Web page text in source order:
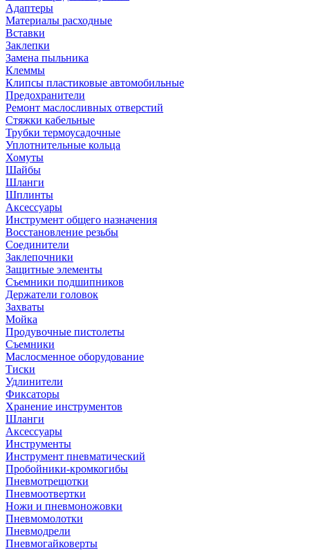
Адаптеры
Материалы расходные
Вставки
Заклепки
Замена пыльника
Клеммы
Клипсы пластиковые автомобильные
Предохранители
Ремонт маслосливных отверстий
Стяжки кабельные
Трубки термоусадочные
Уплотнительные кольца
Хомуты
Шайбы
Шланги
Шплинты
Аксессуары
Инструмент общего назначения
Восстановление резьбы
Соединители
Заклепочники
Защитные элементы
Съемники подшипников
Держатели головок
Захваты
Мойка
Продувочные пистолеты
Съемники
Маслосменное оборудование
Тиски
Удлинители
Фиксаторы
Хранение инструментов
Шланги
Аксессуары
Инструменты
Инструмент пневматический
Пробойники-кромкогибы
Пневмотрещотки
Пневмоотвертки
Ножи и пневмоножовки
Пневмомолотки
Пневмодрели
Пневмогайковерты